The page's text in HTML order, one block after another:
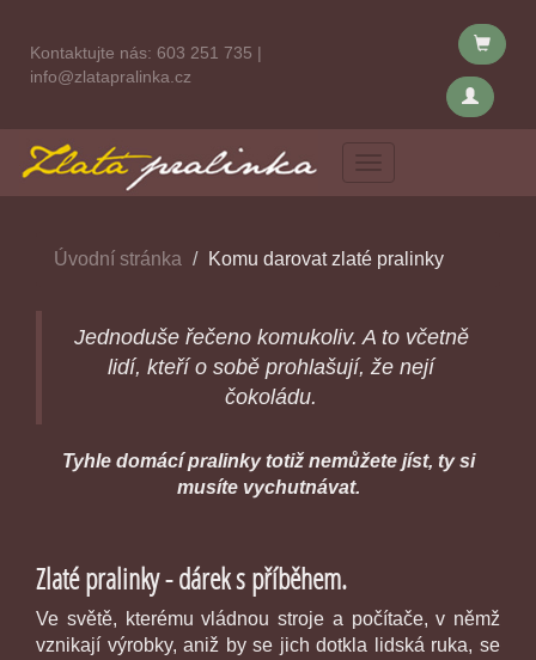
Kontaktujte nás: 603 251 735 |
info@zlatapralinka.cz
Menu
Úvodní stránka Komu darovat zlaté pralinky
Jednoduše řečeno komukoliv. A to včetně
lidí, kteří o sobě prohlašují, že nejí
čokoládu.
Tyhle domácí pralinky totiž nemůžete jíst, ty si
musíte vychutnávat.
Zlaté pralinky - dárek s příběhem.
Ve světě, kterému vládnou stroje a počítače, v němž
vznikají výrobky, aniž by se jich dotkla lidská ruka, se